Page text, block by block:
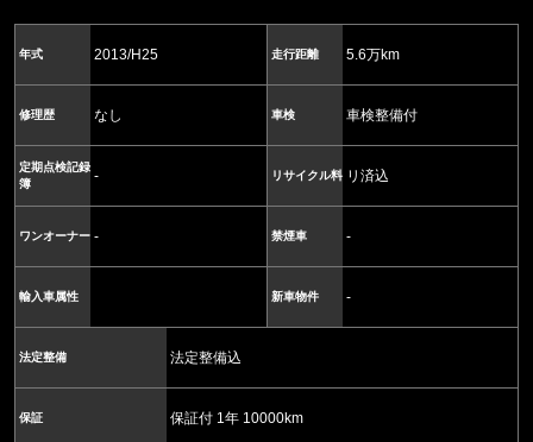
年式 2013/H25 走行距離 5.6万km
修理歴 なし 車検 車検整備付
定期点検記録
簿
- リサイクル料 リ済込
ワンオーナー - 禁煙車 -
輸入車属性 新車物件 -
法定整備 法定整備込
保証 保証付 1年 10000km